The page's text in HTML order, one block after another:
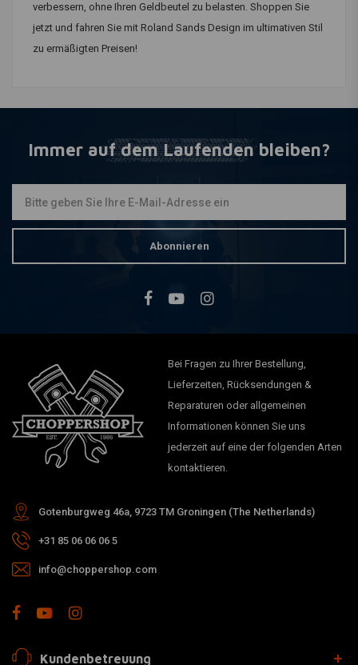
verbessern, ohne Ihren Geldbeutel zu belasten. Shoppen Sie
jetzt und fahren Sie mit Roland Sands Design im ultimativen Stil
zu ermäßigten Preisen!
Immer auf dem Laufenden bleiben?
Abonnieren
Bei Fragen zu Ihrer Bestellung,
Lieferzeiten, Rücksendungen &
Reparaturen oder allgemeinen
Informationen können Sie uns
jederzeit auf eine der folgenden Arten
kontaktieren.
Gotenburgweg 46a, 9723 TM Groningen (The Netherlands)
+31 85 06 06 06 5
info@choppershop.com
Kundenbetreuung